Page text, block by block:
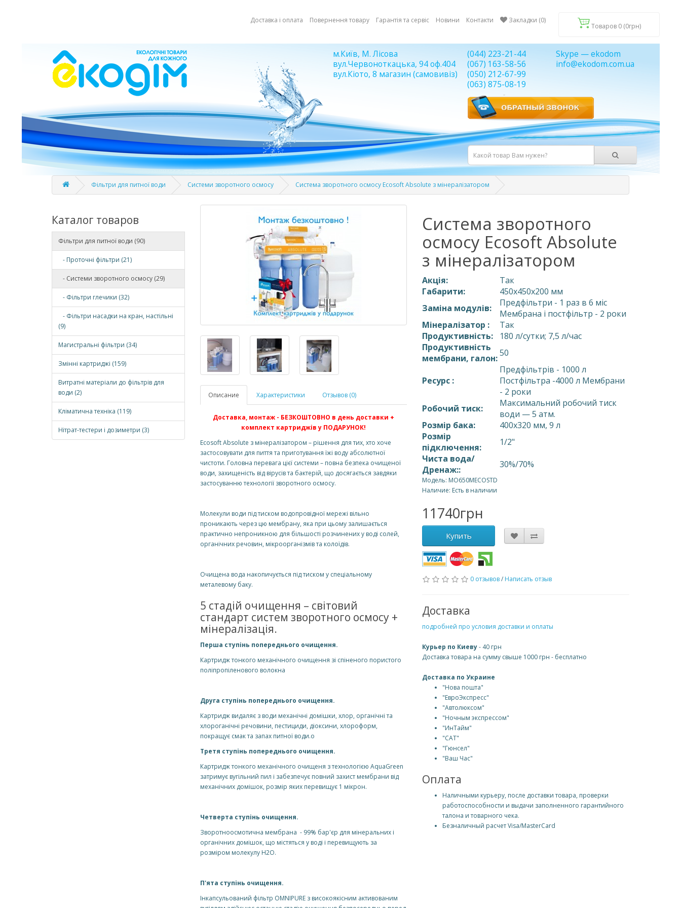
Товаров 0 (0грн)
Доставка і оплата Повернення товару Гарантія та сервіс Новини Контакти Закладки (0)
Skype — ekodom
info@ekodom.com.ua
м.Київ, М. Лісова
вул.Червоноткацька, 94 оф.404
вул.Кіото, 8 магазин (самовивіз)
(044) 223-21-44
(067) 163-58-56
(050) 212-67-99
(063) 875-08-19
Фільтри для питної води Системи зворотного осмосу Система зворотного осмосу Ecosoft Absolute з мінералізатором
Каталог товаров
Фільтри для питної води (90)
- Проточні фільтри (21)
- Системи зворотного осмосу (29)
- Фільтри глечики (32)
- Фільтри насадки на кран, настільні
(9)
Магистральні фільтри (34)
Змінні картриджі (159)
Витратні матеріали до фільтрів для
води (2)
Кліматична техніка (119)
Нітрат-тестери і дозиметри (3)
Описание Характеристики Отзывов (0)
Доставка, монтаж - БЕЗКОШТОВНО в день доставки +
комплект картриджів у ПОДАРУНОК!
Ecosoft Absolute з мінералізатором – рішення для тих, хто хоче
застосовувати для пиття та приготування їжі воду абсолютної
чистоти. Головна перевага цієї системи – повна безпека очищеної
води, захищеність від вірусів та бактерій, що досягається завдяки
застосуванню технології зворотного осмосу.
Молекули води під тиском водопровідної мережі вільно
проникають через цю мембрану, яка при цьому залишається
практично непроникною для більшості розчинених у воді солей,
органічних речовин, мікроорганізмів та колоїдів.
Очищена вода накопичується під тиском у спеціальному
металевому баку.
5 стадій очищення – світовий
стандарт систем зворотного осмосу +
мінералізація.
Перша ступінь попереднього очищення.
Картридж тонкого механічного очищення зі спіненого пористого
поліпропіленового волокна
Друга ступінь попереднього очищення.
Картридж видаляє з води механічні домішки, хлор, органічні та
хлороганічні речовини, пестициди, діоксини, хлороформ,
покращує смак та запах питної води.о
Третя ступінь попереднього очищення.
Картридж тонкого механічного очищеня з технологією AquaGreen
затримує вугільний пил і забезпечує повний захист мембрани від
механічних домішок, розмір яких перевищує 1 мікрон.
Четверта ступінь очищення.
Зворотноосмотична мембрана - 99% бар'єр для мінеральних і
органічних домішок, що містяться у воді і перевищують за
розміром молекулу H2O.
П'ята ступінь очищення.
Інкапсульований фільтр OMNIPURE з високоякісним активованим
Система зворотного
осмосу Ecosoft Absolute
з мінералізатором
Акція:
Так
Габарити:
450х450х200 мм
Заміна модулів:
Предфільтри - 1 раз в 6 міс
Мембрана і постфільтр - 2 роки
Мінералізатор :
Так
Продуктивність:
180 л/сутки; 7,5 л/час
Продуктивність
мембрани, галон:50
Ресурс :
Предфільтрів - 1000 л
Постфільтра -4000 л Мембрани
- 2 роки
Робочий тиск:
Максимальний робочий тиск
води — 5 атм.
Розмір бака:
400х320 мм, 9 л
Розмір
підключення:
1/2"
Чиста вода/
Дренаж::
30%/70%
Модель: MO650MECOSTD
Наличие: Есть в наличии
11740грн
Купить
0 отзывов/ Написать отзыв
Доставка
подробней про условия доставки и оплаты
Курьер по Киеву- 40 грн
Доставка товара на сумму свыше 1000 грн - бесплатно
Доставка по Украине
"Нова пошта"
"ЕвроЭкспресс"
"Автолюксом"
"Ночным экспрессом"
"ИнТайм"
"САТ"
"Гюнсел"
"Ваш Час"
Оплата
Наличными курьеру, после доставки товара, проверки
работоспособности и выдачи заполненного гарантийного
талона и товарного чека.
Безналичный расчет Visa/MasterCard